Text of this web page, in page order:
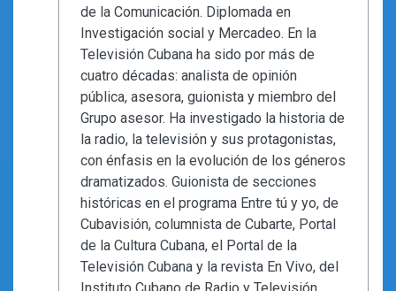
de la Comunicación. Diplomada en
Investigación social y Mercadeo. En la
Televisión Cubana ha sido por más de
cuatro décadas: analista de opinión
pública, asesora, guionista y miembro del
Grupo asesor. Ha investigado la historia de
la radio, la televisión y sus protagonistas,
con énfasis en la evolución de los géneros
dramatizados. Guionista de secciones
históricas en el programa Entre tú y yo, de
Cubavisión, columnista de Cubarte, Portal
de la Cultura Cubana, el Portal de la
Televisión Cubana y la revista En Vivo, del
Instituto Cubano de Radio y Televisión.